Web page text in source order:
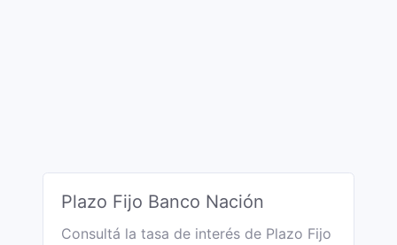
Plazo Fijo Banco Nación
Consultá la tasa de interés de Plazo Fijo